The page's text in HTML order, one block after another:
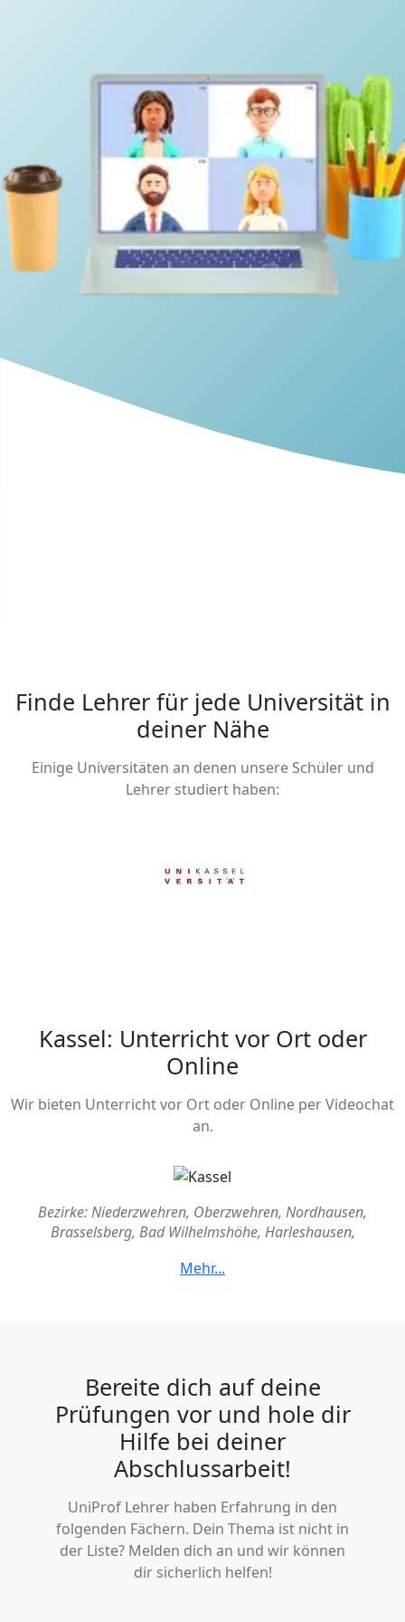
Finde Lehrer für jede Universität in
deiner Nähe
Einige Universitäten an denen unsere Schüler und
Lehrer studiert haben:
Kassel: Unterricht vor Ort oder
Online
Wir bieten Unterricht vor Ort oder Online per Videochat
an.
Bezirke: Niederzwehren, Oberzwehren, Nordhausen,
Brasselsberg, Bad Wilhelmshöhe, Harleshausen,
Westen, Jungfernkopf, Rothenditmold, Nord-Holland,
Bereite dich auf deine
Prüfungen vor und hole dir
Hilfe bei deiner
Abschlussarbeit!
UniProf Lehrer haben Erfahrung in den
folgenden Fächern. Dein Thema ist nicht in
der Liste? Melden dich an und wir können
dir sicherlich helfen!